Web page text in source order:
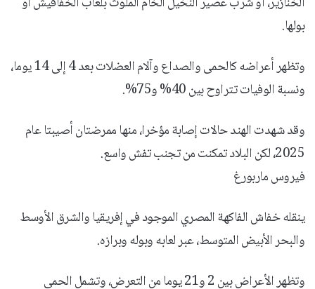
بولها.
وتظهر أعراضه كالحمى والصداع وآلام العضلات بعد 4 إلى 14 يوما،
ونسبة الوفيات تتراوح بين 40% و75%.
وقد شهدت الهند حالات إصابة مؤخرا، منها ممرضتان أصيبتا عام
2025، لكن البلاد تمكنت من تجنب تفش واسع.
فيروس ماربورغ
ينقله خفاش الفاكهة المصري الموجود في إفريقيا والشرق الأوسط
والبحر الأبيض المتوسط، عبر لعابه وبوله وبرازه.
وتظهر الأعراض بين 2 و21 يوما من التعرض، وتشمل الحمى